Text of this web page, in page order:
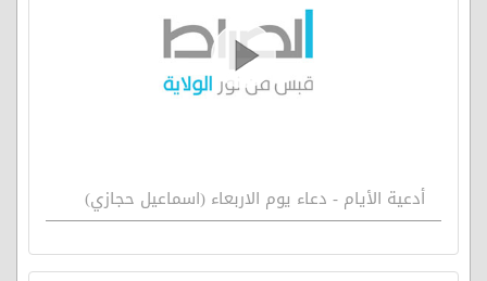
أدعية الأيام - دعاء يوم الاربعاء (اسماعيل حجازي)